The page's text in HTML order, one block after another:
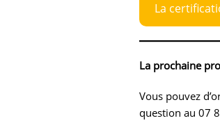
La
La prochaine
Vous pouvez
question au 07